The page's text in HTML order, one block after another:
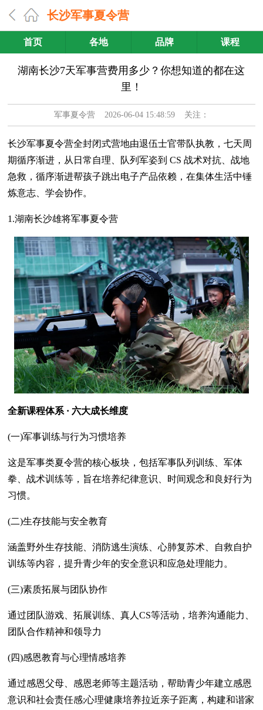
长沙军事夏令营
首页 各地 品牌 课程
湖南长沙7天军事营费用多少？你想知道的都在这
里！
军事夏令营2026-06-04 15:48:59 关注：
长沙军事夏令营全封闭式营地由退伍士官带队执教，七天周
期循序渐进，从日常自理、队列军姿到 CS 战术对抗、战地
急救，循序渐进帮孩子跳出电子产品依赖，在集体生活中锤
炼意志、学会协作。
1.湖南长沙雄将军事夏令营
全新课程体系 · 六大成长维度
(一)军事训练与行为习惯培养
这是军事类夏令营的核心板块，包括军事队列训练、军体
拳、战术训练等，旨在培养纪律意识、时间观念和良好行为
习惯。
(二)生存技能与安全教育
涵盖野外生存技能、消防逃生演练、心肺复苏术、自救自护
训练等内容，提升青少年的安全意识和应急处理能力。
(三)素质拓展与团队协作
通过团队游戏、拓展训练、真人CS等活动，培养沟通能力、
团队合作精神和领导力
(四)感恩教育与心理情感培养
通过感恩父母、感恩老师等主题活动，帮助青少年建立感恩
意识和社会责任感;心理健康培养拉近亲子距离，构建和谐家